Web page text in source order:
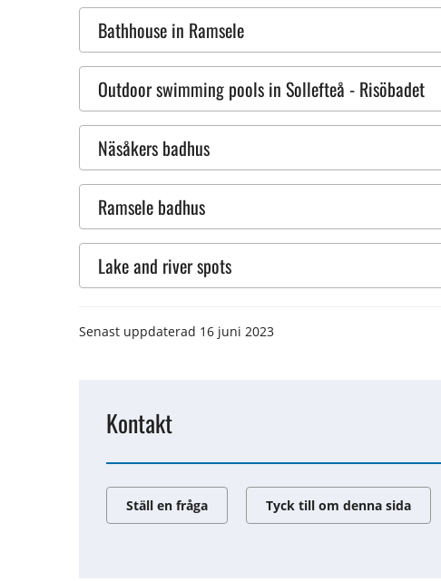
Bathhouse in Ramsele
Outdoor swimming pools in Sollefteå - Risöbadet
Näsåkers badhus
Ramsele badhus
Lake and river spots
Senast uppdaterad 16 juni 2023
Kontakt
Ställ en fråga Tyck till om denna sida